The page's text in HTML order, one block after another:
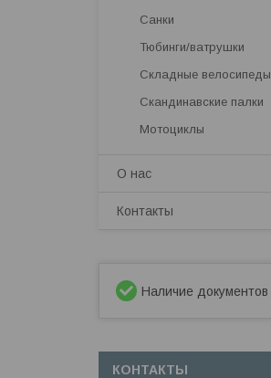
Санки
Тюбинги/ватрушки
Складные велосипеды
Скандинавские палки
Мотоциклы
О нас
Контакты
Наличие документов
КОНТАКТЫ